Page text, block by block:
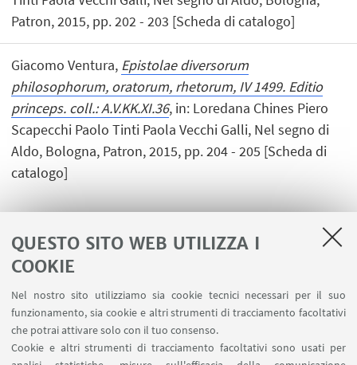
QUESTO SITO WEB UTILIZZA I
COOKIE
Nel nostro sito utilizziamo sia cookie tecnici necessari per il suo
funzionamento, sia cookie e altri strumenti di tracciamento facoltativi
che potrai attivare solo con il tuo consenso.
Cookie e altri strumenti di tracciamento facoltativi sono usati per
Patron, 2015, pp. 202 - 203 [Scheda di catalogo]
Giacomo Ventura, Epistolae diversorum
philosophorum, oratorum, rhetorum, IV 1499. Editio
princeps. coll.: A.V.KK.XI.36, in: Loredana Chines Piero
Scapecchi Paolo Tinti Paola Vecchi Galli, Nel segno di
Aldo, Bologna, Patron, 2015, pp. 204 - 205 [Scheda di
catalogo]
1 2 3 4
LINK UTILI